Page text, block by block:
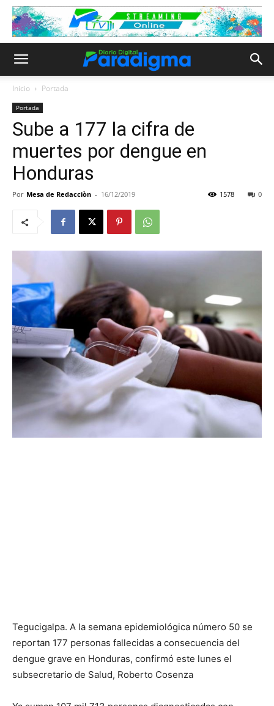
Inicio Portada
Portada
Sube a 177 la cifra de
muertes por dengue en
Honduras
Por Mesa de Redacciòn - 16/12/2019 0
1578
Tegucigalpa. A la semana epidemiológica número 50 se
reportan 177 personas fallecidas a consecuencia del
dengue grave en Honduras, confirmó este lunes el
subsecretario de Salud, Roberto Cosenza